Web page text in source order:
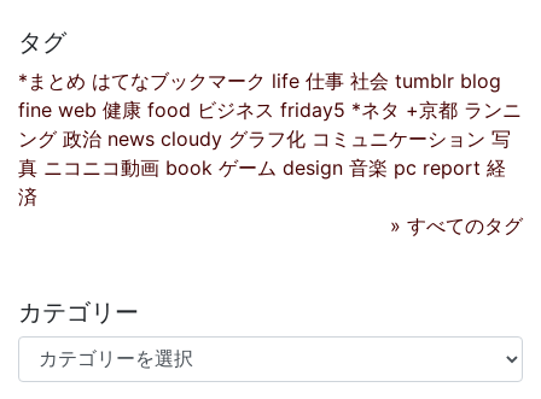
タグ
*まとめ はてなブックマーク life 仕事 社会 tumblr blog
fine web 健康 food ビジネス friday5 *ネタ +京都 ランニ
ング 政治 news cloudy グラフ化 コミュニケーション 写
真 ニコニコ動画 book ゲーム design 音楽 pc report 経
済
» すべてのタグ
カテゴリー
カテゴリー